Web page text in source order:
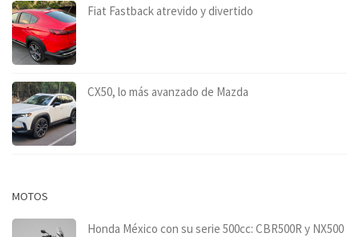
Fiat Fastback atrevido y divertido
CX50, lo más avanzado de Mazda
MOTOS
Honda México con su serie 500cc: CBR500R y NX500